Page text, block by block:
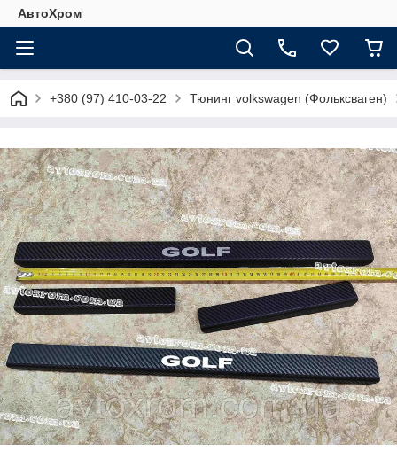
АвтоХром
+380 (97) 410-03-22 Тюнинг volkswagen (Фольксваген)